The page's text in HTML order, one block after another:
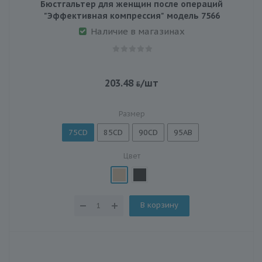
Бюстгальтер для женщин после операций
"Эффективная компрессия" модель 7566
Наличие в магазинах
203.48 /шт
Размер
75CD 85CD 90CD 95AB
Цвет
В корзину